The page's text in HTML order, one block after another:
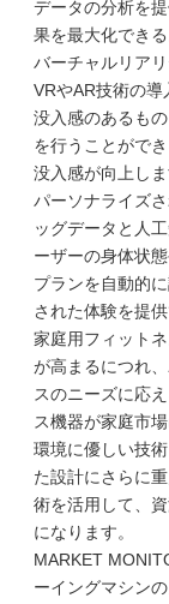
データの分析を
果を最大化でき
バーチャルリア
VRやAR技術の導
没入感のあるも
を行うことがで
没入感が向上しま
パーソナライズ
ッグデータと人
ーザーの身体状
プランを自動的
された体験を提
家庭用フィット
が高まるにつれ
スのニーズに応
ス機器が家庭市
環境に優しい技
た設計にさらに
術を活用して、
になります。
MARKET
ーイングマシン